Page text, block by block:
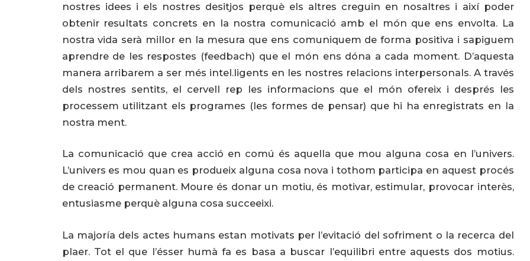
nostres idees i els nostres desitjos perquè els altres creguin en nosaltres i així poder
obtenir resultats concrets en la nostra comunicació amb el món que ens envolta. La
nostra vida serà millor en la mesura que ens comuniquem de forma positiva i sapiguem
aprendre de les respostes (feedbach) que el món ens dóna a cada moment. D’aquesta
manera arribarem a ser més intel.ligents en les nostres relacions interpersonals. A través
dels nostres sentits, el cervell rep les informacions que el món ofereix i després les
processem utilitzant els programes (les formes de pensar) que hi ha enregistrats en la
nostra ment.
La comunicació que crea acció en comú és aquella que mou alguna cosa en l’univers.
L’univers es mou quan es produeix alguna cosa nova i tothom participa en aquest procés
de creació permanent. Moure és donar un motiu, és motivar, estimular, provocar interès,
entusiasme perquè alguna cosa succeeixi.
La majoría dels actes humans estan motivats per l’evitació del sofriment o la recerca del
plaer. Tot el que l’ésser humà fa es basa a buscar l’equilibri entre aquests dos motius.